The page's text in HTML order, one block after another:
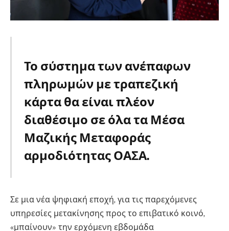
Το σύστημα των ανέπαφων
πληρωμών με τραπεζική
κάρτα θα είναι πλέον
διαθέσιμο σε όλα τα Μέσα
Μαζικής Μεταφοράς
αρμοδιότητας ΟΑΣΑ.
Σε μια νέα ψηφιακή εποχή, για τις παρεχόμενες
υπηρεσίες μετακίνησης προς το επιβατικό κοινό,
«μπαίνουν» την ερχόμενη εβδομάδα